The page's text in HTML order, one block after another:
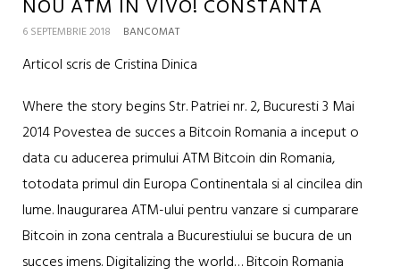
NOU ATM IN VIVO! CONSTANTA
6 SEPTEMBRIE 2018 BANCOMAT
Articol scris de Cristina Dinica
Where the story begins Str. Patriei nr. 2, Bucuresti 3 Mai
2014 Povestea de succes a Bitcoin Romania a inceput o
data cu aducerea primului ATM Bitcoin din Romania,
totodata primul din Europa Continentala si al cincilea din
lume. Inaugurarea ATM-ului pentru vanzare si cumparare
Bitcoin in zona centrala a Bucurestiului se bucura de un
succes imens. Digitalizing the world… Bitcoin Romania